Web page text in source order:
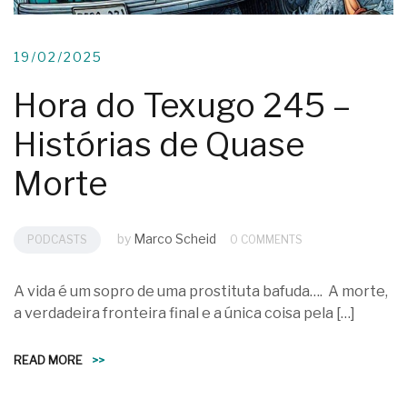
19/02/2025
Hora do Texugo 245 –
Histórias de Quase
Morte
PODCASTS by Marco Scheid 0 COMMENTS
A vida é um sopro de uma prostituta bafuda…. A morte,
a verdadeira fronteira final e a única coisa pela […]
READ MORE >>